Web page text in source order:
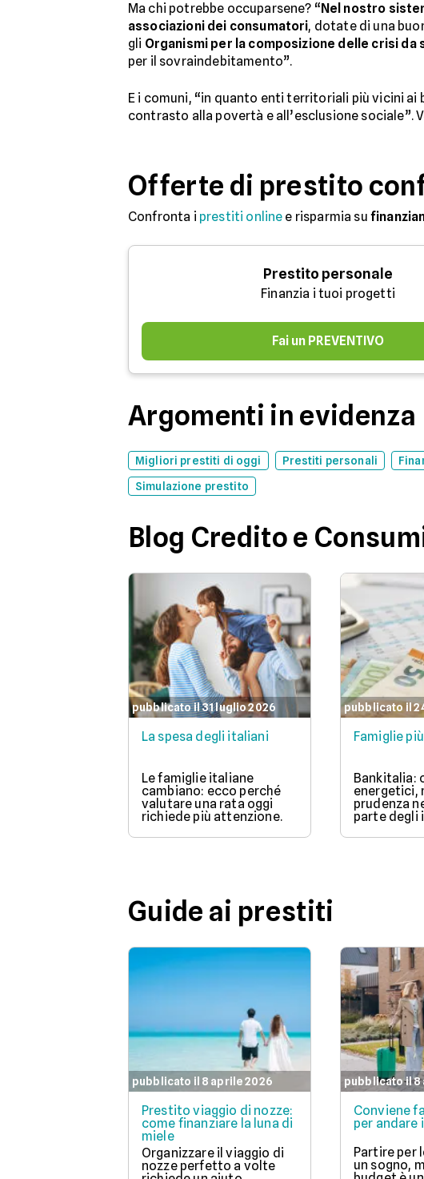
Ma chi potrebbe occuparsene? “Nel nostro
associazioni dei consumatori, dotate di una
gli Organismi per la composizione delle crisi
per il sovraindebitamento”.
E i comuni, “in quanto enti territoriali più vicini
contrasto alla povertà e all’esclusione sociale”.
Offerte di prestito
Confronta i prestiti online e risparmia su
Prestito personale
Finanzia i tuoi progetti
Fai un PREVENTIVO
Argomenti in evidenza
Migliori prestiti di oggi Prestiti personali
Simulazione prestito
Blog Credito e
pubblicato il 31 luglio 2026
La spesa degli italiani
Le famiglie italiane
cambiano: ecco perché
valutare una rata oggi
richiede più attenzione.
pubblicato il
Famiglie
Bankitalia:
energetici,
prudenza
parte degli
Guide ai prestiti
pubblicato il 8 aprile 2026
Prestito viaggio di nozze:
come finanziare la luna di
miele
Organizzare il viaggio di
nozze perfetto a volte
pubblicato il 8
Conviene
per andare
Partire per
un sogno,